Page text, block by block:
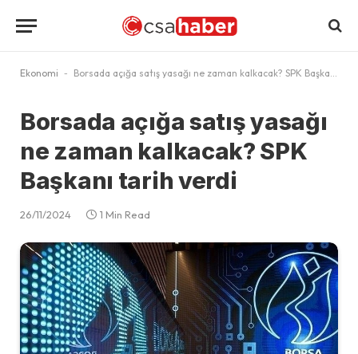
Ekonomi - Borsada açığa satış yasağı ne zaman kalkacak? SPK Başkanı tarih verdi
Borsada açığa satış yasağı
ne zaman kalkacak? SPK
Başkanı tarih verdi
26/11/2024 1 Min Read